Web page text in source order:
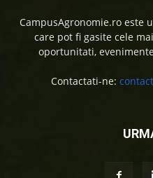
CampusAgronomie.ro este
care pot fi gasite cele
oportunitati,
Contactati-ne: